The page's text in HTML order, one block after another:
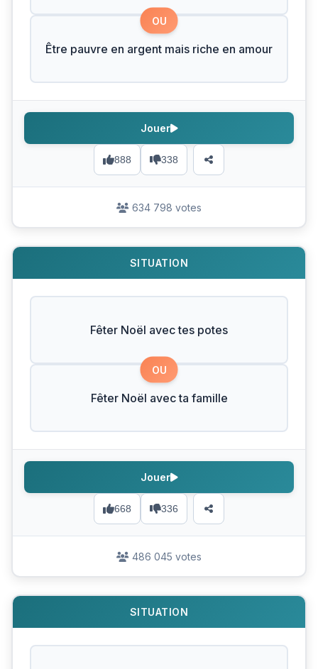
OU
Être pauvre en argent mais riche en amour
888 338
Jouer
634 798 votes
SITUATION
Fêter Noël avec tes potes
OU
Fêter Noël avec ta famille
668 336
Jouer
486 045 votes
SITUATION